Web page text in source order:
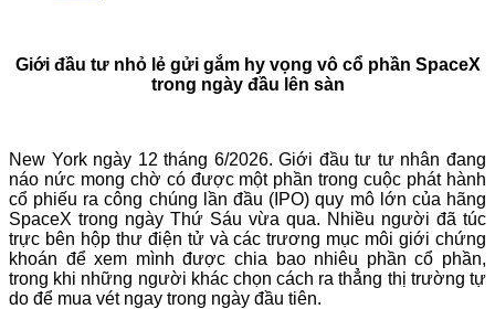
Giới đầu tư nhỏ lẻ gửi gắm hy vọng vô cổ phần SpaceX
trong ngày đầu lên sàn
New York ngày 12 tháng 6/2026. Giới đầu tư tư nhân đang
náo nức mong chờ có được một phần trong cuộc phát hành
cổ phiếu ra công chúng lần đầu (IPO) quy mô lớn của hãng
SpaceX trong ngày Thứ Sáu vừa qua. Nhiều người đã túc
trực bên hộp thư điện tử và các trương mục môi giới chứng
khoán để xem mình được chia bao nhiêu phần cổ phần,
trong khi những người khác chọn cách ra thẳng thị trường tự
do để mua vét ngay trong ngày đầu tiên.